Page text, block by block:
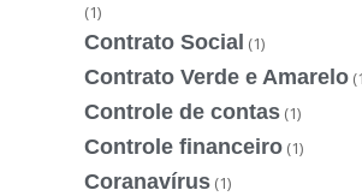
(1)
Contrato Social (1)
Contrato Verde e Amarelo
Controle de contas (1)
Controle financeiro (1)
Coranavírus (1)